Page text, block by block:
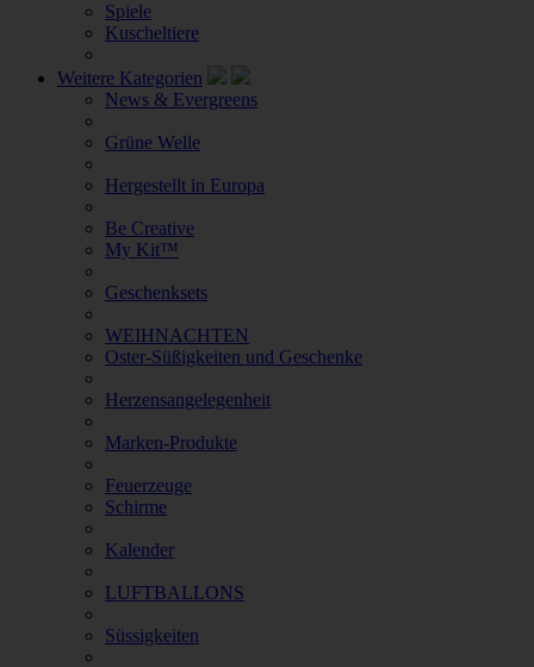
Spiele
Kuscheltiere
Weitere Kategorien
News & Evergreens
Grüne Welle
Hergestellt in Europa
Be Creative
My Kit™
Geschenksets
WEIHNACHTEN
Oster-Süßigkeiten und Geschenke
Herzensangelegenheit
Marken-Produkte
Feuerzeuge
Schirme
Kalender
LUFTBALLONS
Süssigkeiten